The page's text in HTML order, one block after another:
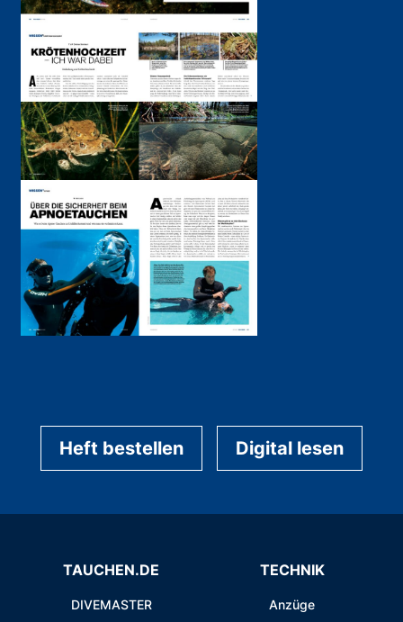
Heft bestellen Digital lesen
TAUCHEN.DE
DIVEMASTER
TECHNIK
Anzüge